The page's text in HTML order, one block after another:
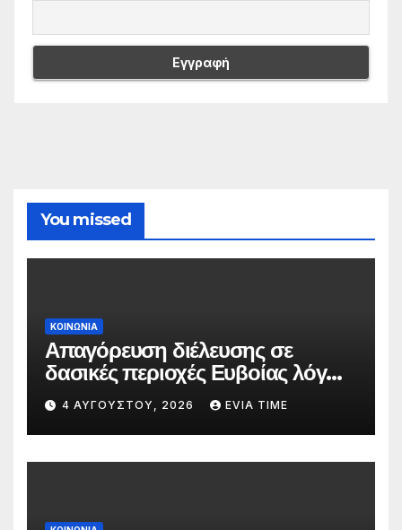
You missed
ΚΟΙΝΩΝΙΑ
Απαγόρευση διέλευσης σε
δασικές περιοχές Ευβοίας λόγω
πολύ υψηλού κινδύνου
πυρκαγιάς
4 ΑΥΓΟΎΣΤΟΥ, 2026 EVIA TIME